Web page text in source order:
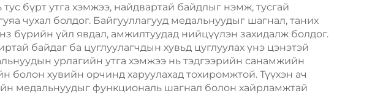
бүрт утга хэмжээ, найдвартай байдлыг нэмж, тусгай
чухал болдог. Байгууллагууд медальнуудыг шагнал, таних
бүрийн үйл явдал, амжилтуудад нийцүүлэн захидалж болдог.
байдаг ба цуглуулагчдын хувьд цуглуулах үнэ цэнэтэй
урлагийн утга хэмжээ нь тэдгээрийн санамжийн
болон хувийн орчинд харуулахад тохиромжтой. Түүхэн ач
медальнуудыг функциональ шагнал болон хайрламжтай